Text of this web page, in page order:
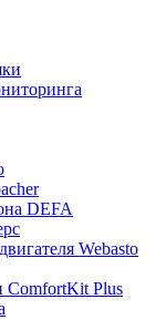
DEFA
Webasto
Plus